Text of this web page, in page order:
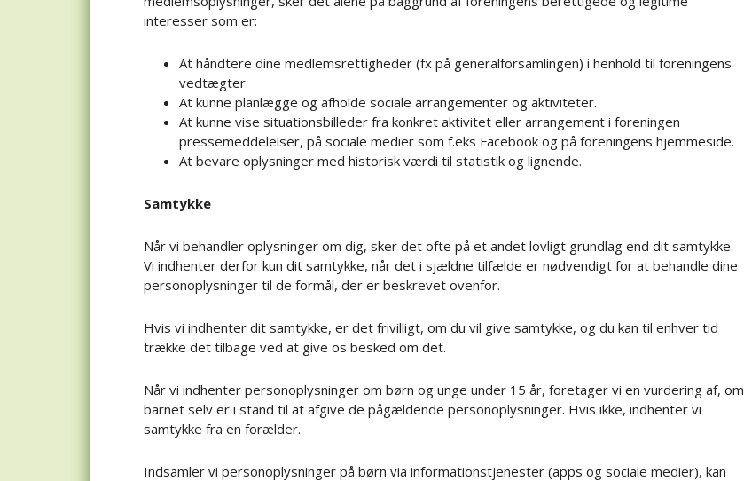
interesser som er:
At håndtere dine medlemsrettigheder (fx på generalforsamlingen) i henhold til foreningens
vedtægter.
At kunne planlægge og afholde sociale arrangementer og aktiviteter.
At kunne vise situationsbilleder fra konkret aktivitet eller arrangement i foreningen
pressemeddelelser, på sociale medier som f.eks Facebook og på foreningens hjemmeside.
At bevare oplysninger med historisk værdi til statistik og lignende.
Samtykke
Når vi behandler oplysninger om dig, sker det ofte på et andet lovligt grundlag end dit samtykke.
Vi indhenter derfor kun dit samtykke, når det i sjældne tilfælde er nødvendigt for at behandle dine
personoplysninger til de formål, der er beskrevet ovenfor.
Hvis vi indhenter dit samtykke, er det frivilligt, om du vil give samtykke, og du kan til enhver tid
trække det tilbage ved at give os besked om det.
Når vi indhenter personoplysninger om børn og unge under 15 år, foretager vi en vurdering af, om
barnet selv er i stand til at afgive de pågældende personoplysninger. Hvis ikke, indhenter vi
samtykke fra en forælder.
Indsamler vi personoplysninger på børn via informationstjenester (apps og sociale medier), kan